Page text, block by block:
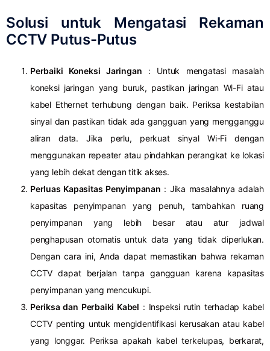
Solusi untuk Mengatasi Rekaman
CCTV Putus-Putus
Perbaiki Koneksi Jaringan : Untuk mengatasi masalah
koneksi jaringan yang buruk, pastikan jaringan Wi-Fi atau
kabel Ethernet terhubung dengan baik. Periksa kestabilan
sinyal dan pastikan tidak ada gangguan yang mengganggu
aliran data.Jika perlu, perkuat sinyal Wi-Fi dengan
menggunakan repeater atau pindahkan perangkat ke lokasi
yang lebih dekat dengan titik akses.
Perluas Kapasitas Penyimpanan : Jika masalahnya adalah
kapasitas penyimpanan yang penuh, tambahkan ruang
penyimpanan yang lebih besar atau atur jadwal
penghapusan otomatis untuk data yang tidak diperlukan.
Dengan cara ini, Anda dapat memastikan bahwa rekaman
CCTV dapat berjalan tanpa gangguan karena kapasitas
penyimpanan yang mencukupi.
Periksa dan Perbaiki Kabel : Inspeksi rutin terhadap kabel
CCTV penting untuk mengidentifikasi kerusakan atau kabel
yang longgar. Periksa apakah kabel terkelupas, berkarat,